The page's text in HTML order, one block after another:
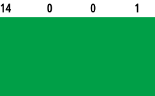
14
0 0 1